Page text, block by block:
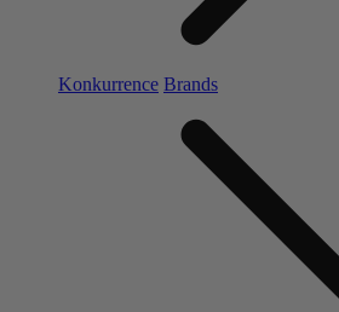
Konkurrence Brands